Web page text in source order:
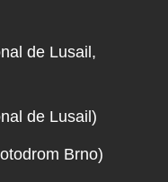
de Lusail,
de Lusail)
Brno)